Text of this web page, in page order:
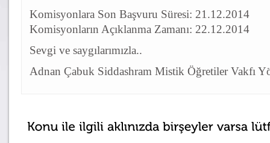
Komisyonlara Son Başvuru Süresi: 21.12.2014
Komisyonların Açıklanma Zamanı: 22.12.2014
Sevgi ve saygılarımızla..
Adnan Çabuk Siddashram Mistik Öğretiler Vakfı